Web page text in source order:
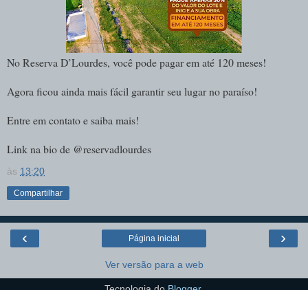
No Reserva D’Lourdes, você pode pagar em até 120 meses!
Agora ficou ainda mais fácil garantir seu lugar no paraíso!
Entre em contato e saiba mais!
Link na bio de @reservadlourdes
às 13:20
Compartilhar
‹ ›
Página inicial
Ver versão para a web